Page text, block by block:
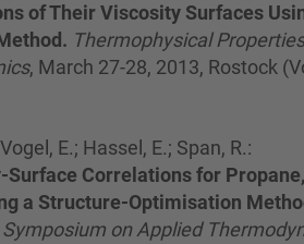
of Their Viscosity Surfaces
Thermophysical
, March 27-28, 2013, Rostock
E.; Hassel, E.; Span, R.:
Surface Correlations for
a Structure-Optimisation
on Applied